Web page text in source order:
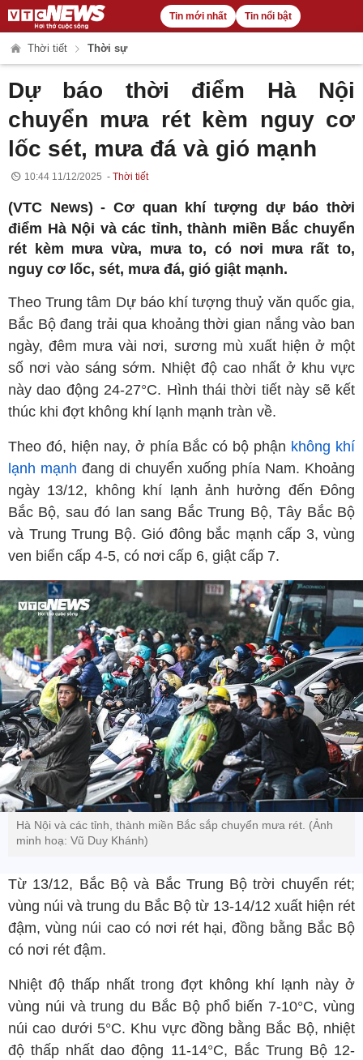
Tin mới nhất Tin nổi bật
Thời tiết Thời sự
Dự báo thời điểm Hà Nội
chuyển mưa rét kèm nguy cơ
lốc sét, mưa đá và gió mạnh
10:44 11/12/2025 Thời tiết
(VTC News) - Cơ quan khí tượng dự báo thời
điểm Hà Nội và các tỉnh, thành miền Bắc chuyển
rét kèm mưa vừa, mưa to, có nơi mưa rất to,
nguy cơ lốc, sét, mưa đá, gió giật mạnh.
Theo Trung tâm Dự báo khí tượng thuỷ văn quốc gia,
Bắc Bộ đang trải qua khoảng thời gian nắng vào ban
ngày, đêm mưa vài nơi, sương mù xuất hiện ở một
số nơi vào sáng sớm. Nhiệt độ cao nhất ở khu vực
này dao động 24-27°C. Hình thái thời tiết này sẽ kết
thúc khi đợt không khí lạnh mạnh tràn về.
Theo đó, hiện nay, ở phía Bắc có bộ phận không khí
lạnh mạnh đang di chuyển xuống phía Nam. Khoảng
ngày 13/12, không khí lạnh ảnh hưởng đến Đông
Bắc Bộ, sau đó lan sang Bắc Trung Bộ, Tây Bắc Bộ
và Trung Trung Bộ. Gió đông bắc mạnh cấp 3, vùng
ven biển cấp 4-5, có nơi cấp 6, giật cấp 7.
Hà Nội và các tỉnh, thành miền Bắc sắp chuyển mưa rét. (Ảnh
minh hoạ: Vũ Duy Khánh)
Từ 13/12, Bắc Bộ và Bắc Trung Bộ trời chuyển rét;
vùng núi và trung du Bắc Bộ từ 13-14/12 xuất hiện rét
đậm, vùng núi cao có nơi rét hại, đồng bằng Bắc Bộ
có nơi rét đậm.
Nhiệt độ thấp nhất trong đợt không khí lạnh này ở
vùng núi và trung du Bắc Bộ phổ biến 7-10°C, vùng
núi cao dưới 5°C. Khu vực đồng bằng Bắc Bộ, nhiệt
độ thấp nhất dao động 11-14°C, Bắc Trung Bộ 12-